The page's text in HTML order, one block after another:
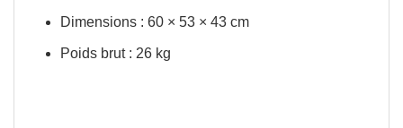
Dimensions : 60 × 53 × 43 cm
Poids brut : 26 kg